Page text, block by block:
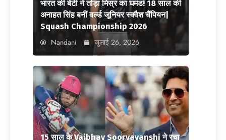
भारत की बेटी ने तोड़ा मिस्र का घमंड! 18 साल की
अनाहत सिंह बनीं वर्ल्ड जूनियर स्क्वैश चैंपियन|
Squash Championship 2026
Nandani जुलाई 26, 2026
15 साल के Vaibhav Sooryavanshi ने रचा